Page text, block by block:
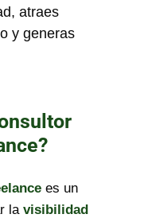
atraes
y generas
es un
la visibilidad